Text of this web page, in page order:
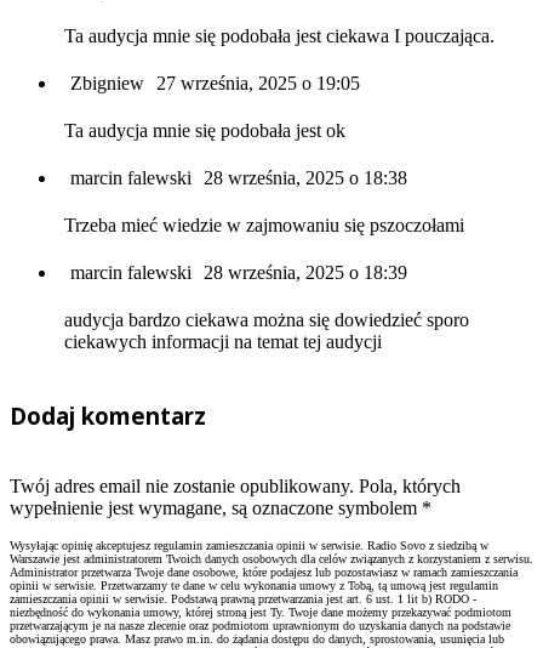
Ta audycja mnie się podobała jest ciekawa I pouczająca.
Zbigniew 27 września, 2025 o 19:05
Ta audycja mnie się podobała jest ok
marcin falewski 28 września, 2025 o 18:38
Trzeba mieć wiedzie w zajmowaniu się pszoczołami
marcin falewski 28 września, 2025 o 18:39
audycja bardzo ciekawa można się dowiedzieć sporo
ciekawych informacji na temat tej audycji
Dodaj komentarz
Twój adres email nie zostanie opublikowany. Pola, których
wypełnienie jest wymagane, są oznaczone symbolem *
Wysyłając opinię akceptujesz regulamin zamieszczania opinii w serwisie. Radio Sovo z siedzibą w
Warszawie jest administratorem Twoich danych osobowych dla celów związanych z korzystaniem z serwisu.
Administrator przetwarza Twoje dane osobowe, które podajesz lub pozostawiasz w ramach zamieszczania
opinii w serwisie. Przetwarzamy te dane w celu wykonania umowy z Tobą, tą umową jest regulamin
zamieszczania opinii w serwisie. Podstawą prawną przetwarzania jest art. 6 ust. 1 lit b) RODO -
niezbędność do wykonania umowy, której stroną jest Ty. Twoje dane możemy przekazywać podmiotom
przetwarzającym je na nasze zlecenie oraz podmiotom uprawnionym do uzyskania danych na podstawie
obowiązującego prawa. Masz prawo m.in. do żądania dostępu do danych, sprostowania, usunięcia lub